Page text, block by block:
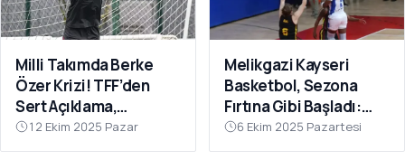
Milli Takımda Berke
Özer Krizi! TFF’den
Sert Açıklama,
Kaleciden Yanıt
Gecikmedi
12 Ekim 2025 Pazar
Melikgazi Kayseri
Basketbol, Sezona
Fırtına Gibi Başladı:
Dardanel Çanakkale’yi
Farklı Geçti
6 Ekim 2025 Pazartesi